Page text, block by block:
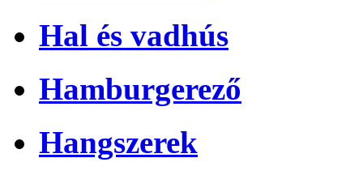
Hal és vadhús
Hamburgerező
Hangszerek